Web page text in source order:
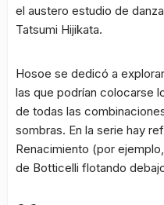
el austero estudio de
Tatsumi Hijikata.
Hosoe se dedicó a
las que podrían colocarse
de todas las
sombras. En la serie hay
Renacimiento (por
de Botticelli flotando